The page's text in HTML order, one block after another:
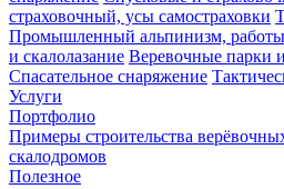
страховочный, усы самостраховки
Промышленный альпинизм,
и скалолазание Веревочные парки
Спасательное снаряжение
Услуги
Портфолио
Примеры строительства
скалодромов
Полезное